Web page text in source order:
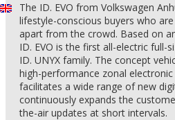
The ID. EVO from Volkswagen
lifestyle-conscious buyers who
apart from the crowd. Based on
ID. EVO is the first all-electric full-
ID. UNYX family. The concept
high-performance zonal
facilitates a wide range of new
continuously expands the
the-air updates at short intervals.